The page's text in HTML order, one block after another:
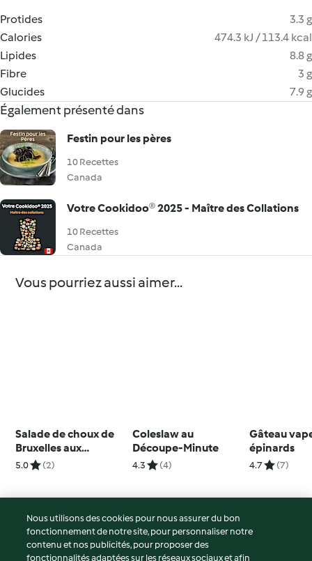
Protides
3.3 g
Calories
474.3 kJ / 113.4 kcal
Lipides
8.8 g
Fibre
3 g
Glucides
7.9 g
Également présenté dans
Festin pour les pères
10 Recettes
Canada
Votre Cookidoo® 2025 - Maître des Collations
10 Recettes
Canada
Vous pourriez aussi aimer...
Salade de choux de
Bruxelles aux
canneberges et aux
5.0 (2)
Coleslaw au
Découpe-Minute
4.3 (4)
Gâteau
épinards
4.7 (7)
© Copyright 2026
Nous utilisons des cookies pour nous assurer du bon
fonctionnement de notre site, pour personnaliser notre
contenu et nos publicités, pour proposer des
fonctionnalités adaptées sur les réseaux sociaux et afin